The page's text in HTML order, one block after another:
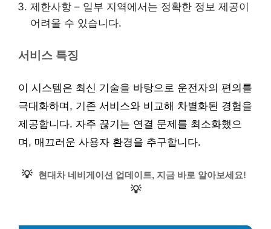
제한사항 – 일부 지역에서는 정확한 정보 제공이
어려울 수 있습니다.
서비스 특징
이 시스템은 최신 기술을 바탕으로 운전자의 편의를
극대화하며, 기존 서비스와 비교해 차별화된 경험을
제공합니다. 자주 끊기는 연결 문제를 최소화했으
며, 매끄러운 사용자 환경을 추구합니다.
💡 현대차 네비게이션 업데이트, 지금 바로 알아보세요!
💡